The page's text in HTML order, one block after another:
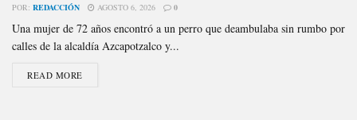
POR: REDACCIÓN AGOSTO 6, 2026 0
Una mujer de 72 años encontró a un perro que deambulaba sin rumbo por
calles de la alcaldía Azcapotzalco y...
READ MORE